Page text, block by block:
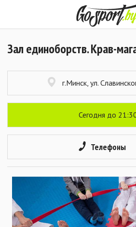
Зал единоборств. Крав-
г.Минск, ул.
Сегодня до
Телефоны